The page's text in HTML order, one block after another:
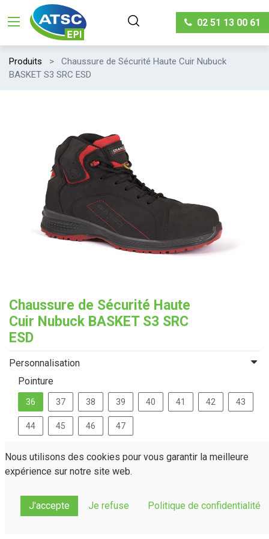
02 51 13 00 61
Produits
Chaussure de Sécurité Haute Cuir Nubuck
BASKET S3 SRC ESD
Chaussure de Sécurité Haute
Cuir Nubuck BASKET S3 SRC
ESD
Personnalisation
Pointure
36 37 38 39 40 41 42 43
44 45 46 47
Demander un devis
Nous utilisons des cookies pour vous garantir la meilleure
expérience sur notre site web.
J'accepte Je refuse Politique de confidentialité